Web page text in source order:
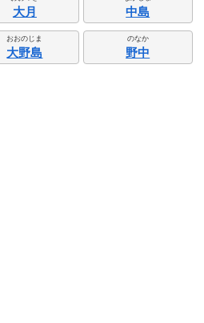
大月 中島
おおのじま
大野島
のなか
野中